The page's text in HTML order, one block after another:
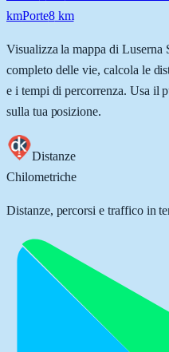
kmPorte8km
Visualizza la mappa di Luserna
completo delle vie, calcola le
e i tempi di percorrenza. Usa il
sulla tua posizione.
Distanze
Chilometriche
Distanze, percorsi e traffico in